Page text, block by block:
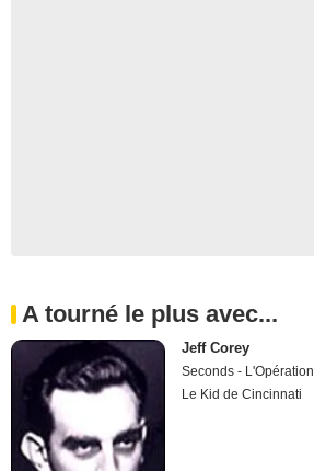
A tourné le plus avec...
Jeff Corey
Seconds -
Le Kid de Cincinnati